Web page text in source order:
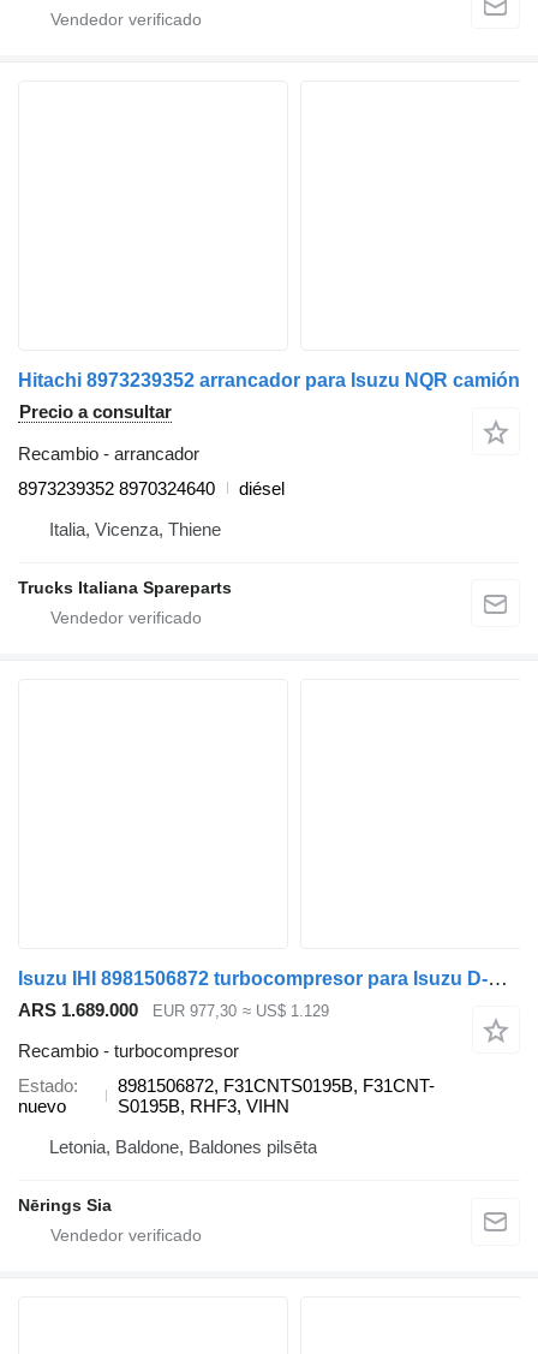
Hitachi 8973239352 arrancador para Isuzu NQR camión
Precio a consultar
Recambio - arrancador
8973239352 8970324640
diésel
Italia, Vicenza, Thiene
Trucks Italiana Spareparts
Isuzu IHI 8981506872 turbocompresor para Isuzu D-MAX II coche
ARS 1.689.000 EUR 977,30 ≈ US$ 1.129
Recambio - turbocompresor
Estado
nuevo
8981506872, F31CNTS0195B, F31CNT-
S0195B, RHF3, VIHN
Letonia, Baldone, Baldones pilsēta
Nērings Sia